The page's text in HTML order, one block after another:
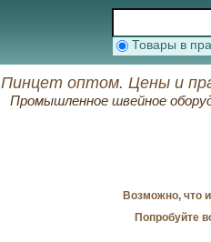
Товары в
Пинцет оптом. Цены и
Промышленное швейное
Возможно, что
Попробуйте